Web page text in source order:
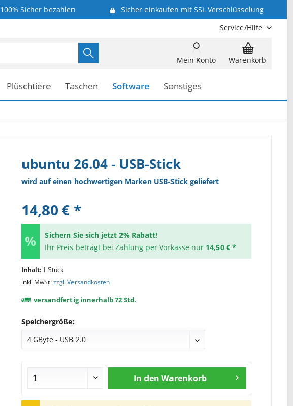
100% Sicher bezahlen
Sicher einkaufen mit SSL Verschlüsselung
Service/Hilfe
Warenkorb
Mein Konto
Plüschtiere Taschen Software Sonstiges
ubuntu 26.04 - USB-Stick
wird auf einen hochwertigen Marken USB-Stick geliefert
14,80 € *
Sichern Sie sich jetzt 2% Rabatt!
Ihr Preis beträgt bei Zahlung per Vorkasse nur 14,50 € *
Inhalt: 1 Stück
inkl. MwSt.zzgl. Versandkosten
versandfertig innerhalb 72 Std.
Speichergröße:
In den Warenkorb